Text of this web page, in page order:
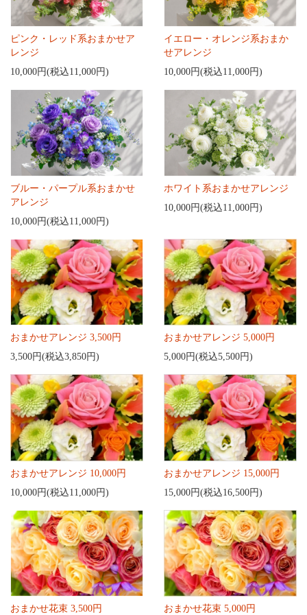
ピンク・レッド系おまかせア
レンジ
10,000円(税込11,000円)
イエロー・オレンジ系おまか
せアレンジ
10,000円(税込11,000円)
ブルー・パープル系おまかせ
アレンジ
10,000円(税込11,000円)
ホワイト系おまかせアレンジ
10,000円(税込11,000円)
おまかせアレンジ 3,500円
3,500円(税込3,850円)
おまかせアレンジ 5,000円
5,000円(税込5,500円)
おまかせアレンジ 10,000円
10,000円(税込11,000円)
おまかせアレンジ 15,000円
15,000円(税込16,500円)
おまかせ花束 3,500円
おまかせ花束 5,000円